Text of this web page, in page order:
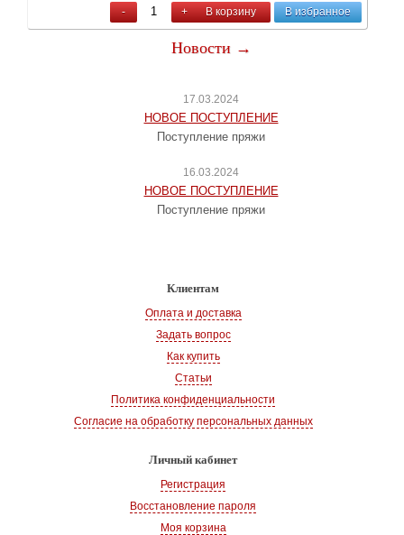
- + В корзину В избранное
Новости →
17.03.2024
НОВОЕ ПОСТУПЛЕНИЕ
Поступление пряжи
16.03.2024
НОВОЕ ПОСТУПЛЕНИЕ
Поступление пряжи
Клиентам
Оплата и доставка
Задать вопрос
Как купить
Статьи
Политика конфиденциальности
Согласие на обработку персональных данных
Личный кабинет
Регистрация
Восстановление пароля
Моя корзина